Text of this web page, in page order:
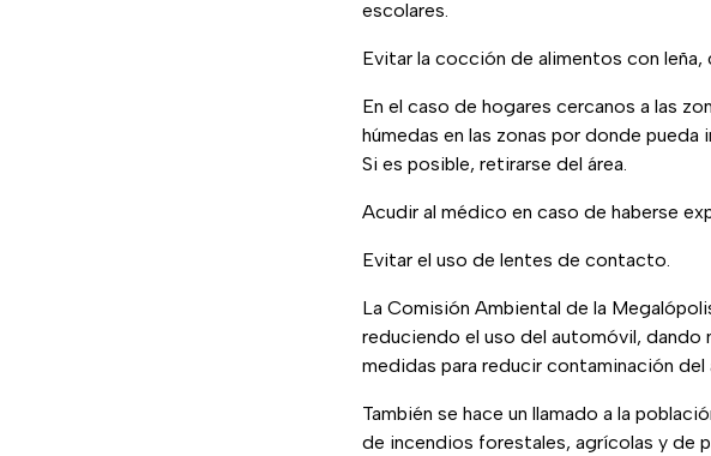
escolares.
Evitar la cocción de alimentos con leña,
En el caso de hogares cercanos a las
húmedas en las zonas por donde
Si es posible, retirarse del área.
Acudir al médico en caso de haberse
Evitar el uso de lentes de contacto.
La Comisión Ambiental de la
reduciendo el uso del automóvil,
medidas para reducir contaminación
También se hace un llamado a la
de incendios forestales, agrícolas y de